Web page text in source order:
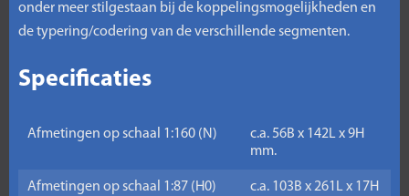
onder meer stilgestaan bij de koppelingsmogelijkheden en
de typering/codering van de verschillende segmenten.
Specificaties
Afmetingen op schaal 1:160 (N)
c.a. 56B x 142L x 9H
mm.
Afmetingen op schaal 1:87 (H0)
c.a. 103B x 261L x 17H